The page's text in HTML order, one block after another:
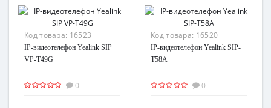
Код товара: 16523
IP-видеотелефон Yealink SIP
VP-T49G
0
Код товара: 16520
IP-видеотелефон Yealink SIP-
T58A
0